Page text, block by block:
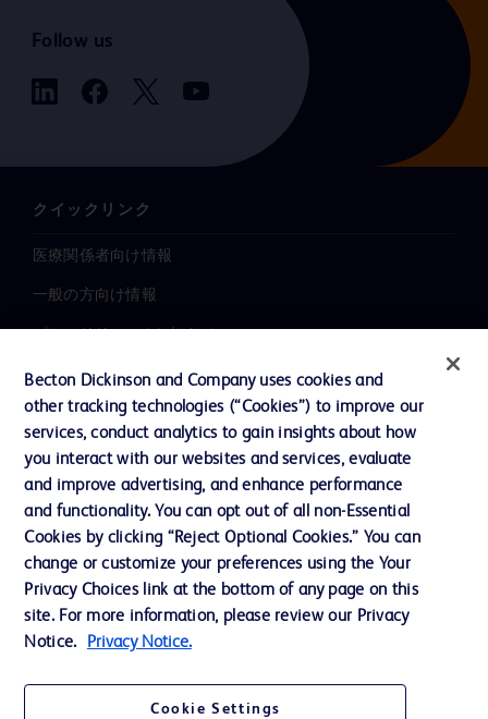
Follow us
クイックリンク
医療関係者向け情報
一般の方向け情報
プレスリリース / お知らせ
インクルージョン、ダイバー
シティ ＆ エクイティ
投資家向け情報（英語）
会社案内
お問い合わせ
Cookie Preferences
プライバシーポリシー
Becton Dickinson and Company uses cookies and
other tracking technologies (“Cookies”) to improve our
services, conduct analytics to gain insights about how
you interact with our websites and services, evaluate
and improve advertising, and enhance performance
and functionality. You can opt out of all non-Essential
Cookies by clicking “Reject Optional Cookies.” You can
change or customize your preferences using the Your
Privacy Choices link at the bottom of any page on this
site. For more information, please review our Privacy
Notice.
Privacy Notice.
Cookie Settings